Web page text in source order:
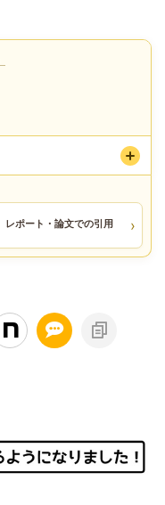
レポート・論文での引用 ›